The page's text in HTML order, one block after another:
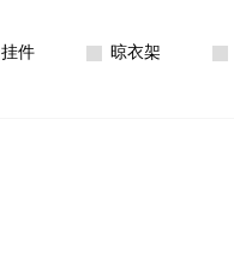
挂件 晾衣架